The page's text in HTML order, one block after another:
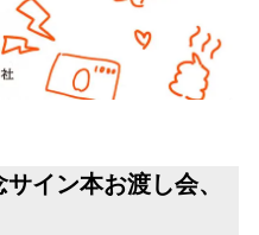
イン本お渡し会、